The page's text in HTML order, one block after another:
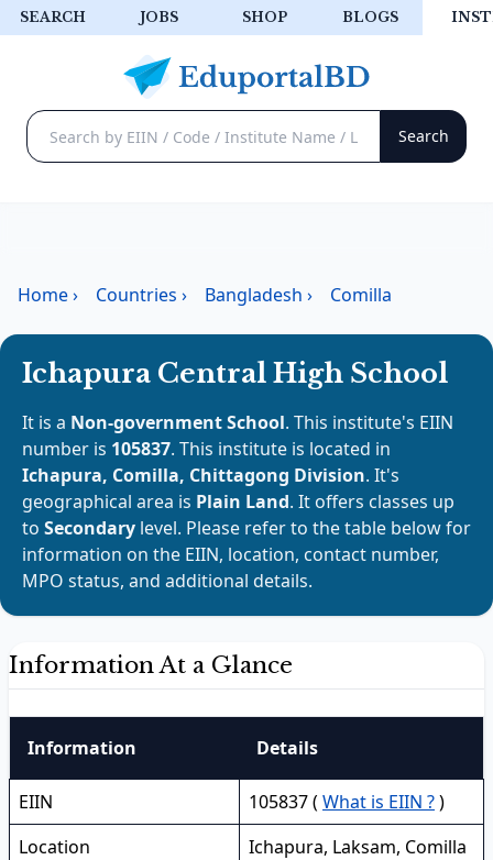
SEARCH JOBS SHOP BLOGS
Home› Countries › Bangladesh › Comilla
Ichapura Central High School
It is a Non-government School. This institute's EIIN
number is 105837. This institute is located in
Ichapura, Comilla, Chittagong Division. It's
geographical area is Plain Land. It offers classes up
to Secondary level. Please refer to the table below for
information on the EIIN, location, contact number,
MPO status, and additional details.
Information At a Glance
Information Details
EIIN 105837 ( What is EIIN ?)
Location
Ichapura, Laksam, Comilla